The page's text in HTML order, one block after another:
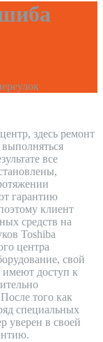
здесь ремонт
выполняться
все
гарантию
клиент
средств на
Toshiba
центра
свой
доступ к
того как
специальных
уверен в своей